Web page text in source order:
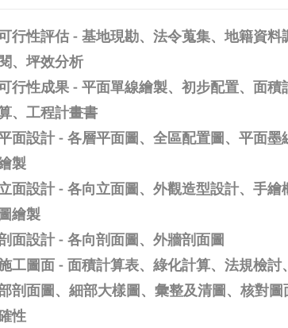
行性評估 - 基地現勘、法令蒐集、地籍資料
、坪效分析
行性成果 - 平面單線繪製、初步配置、面積
、工程計畫書
面設計 - 各層平面圖、全區配置圖、平面墨
製
面設計 - 各向立面圖、外觀造型設計、手繪
繪製
面設計 - 各向剖面圖、外牆剖面圖
工圖面 - 面積計算表、綠化計算、法規檢討
剖面圖、細部大樣圖、彙整及清圖、核對圖
性